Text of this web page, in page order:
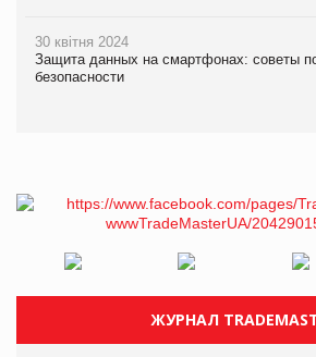
30 квітня 2024
Защита данных на смартфонах: советы
безопасности
ЖУРНАЛ